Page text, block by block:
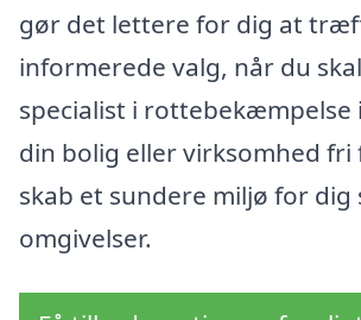
gør det lettere for dig at
informerede valg, når du
specialist i rottebekæmpelse
din bolig eller virksomhed
skab et sundere miljø for dig
omgivelser.